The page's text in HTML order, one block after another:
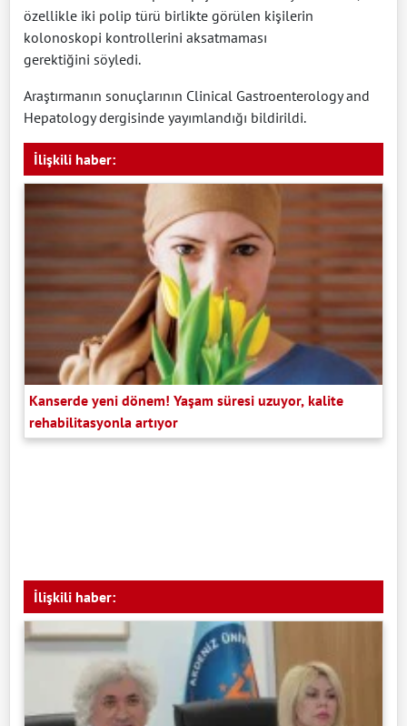
özellikle iki polip türü birlikte görülen kişilerin
kolonoskopi kontrollerini aksatmaması
gerektiğini söyledi.
Araştırmanın sonuçlarının Clinical Gastroenterology and
Hepatology dergisinde yayımlandığı bildirildi.
İlişkili haber:
Kanserde yeni dönem! Yaşam süresi uzuyor, kalite
rehabilitasyonla artıyor
İlişkili haber: